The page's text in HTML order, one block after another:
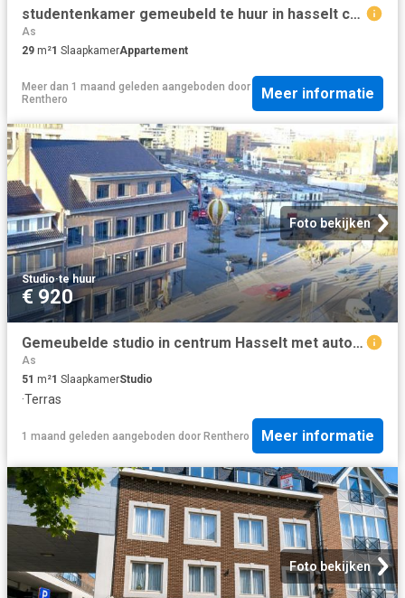
studentenkamer gemeubeld te huur in hasselt centrum
As
29 m²1 SlaapkamerAppartement
Meer dan 1 maand geleden aangeboden door
Renthero
Meer informatie
Foto bekijken
Studio·te huur
€ 920
Gemeubelde studio in centrum Hasselt met autostaanplaats
As
51 m²1 SlaapkamerStudio
·Terras
1 maand geleden aangeboden door Renthero Meer informatie
Foto bekijken